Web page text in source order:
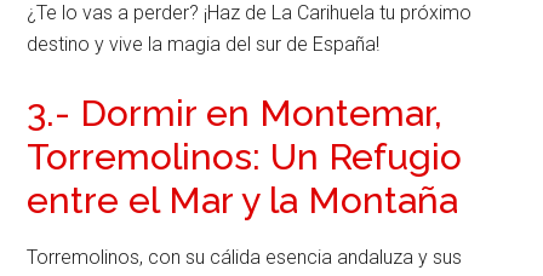
¿Te lo vas a perder? ¡Haz de La Carihuela tu próximo
destino y vive la magia del sur de España!
3.- Dormir en Montemar,
Torremolinos: Un Refugio
entre el Mar y la Montaña
Torremolinos, con su cálida esencia andaluza y sus